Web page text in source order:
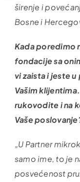
širenje i
Bosne i
Kada poredimo
fondacije sa
vi zaista i jeste
Vašim
rukovodite i na
Vaše
„U Partner
samo ime, to je
posvećenost